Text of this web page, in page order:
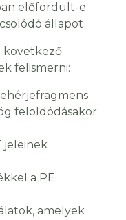
előfordult-e
állapot
következő
felismerni:
feloldódásakor
jeleinek
a PE
amelyek